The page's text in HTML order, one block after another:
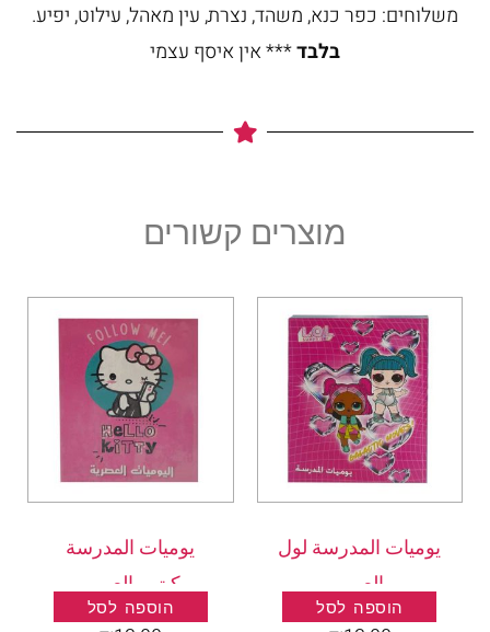
משלוחים: כפר כנא, משהד, נצרת, עין מאהל, עילוט, יפיע.
בלבד*** אין איסף עצמי
מוצרים קשורים
يوميات المدرسة لول
بالعربي
הוספה לסל
يوميات المدرسة
كيتي بالعربي
הוספה לסל